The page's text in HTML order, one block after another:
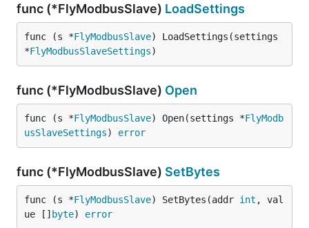
func (*FlyModbusSlave) LoadSettings
func (s *FlyModbusSlave) LoadSettings(settings
*FlyModbusSlaveSettings)
func (*FlyModbusSlave) Open
func (s *FlyModbusSlave) Open(settings *FlyModb
usSlaveSettings) error
func (*FlyModbusSlave) SetBytes
func (s *FlyModbusSlave) SetBytes(addr int , val
ue [] byte) error